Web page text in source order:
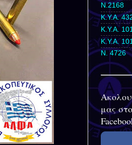
N.2168
Κ.Υ.Α.
Κ.Υ.Α.
Κ.Υ.Α.
Ν. 4726
μας στο